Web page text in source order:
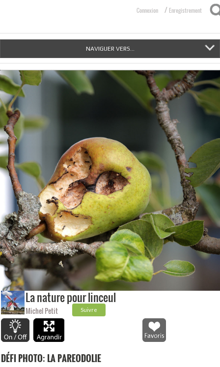
Connexion / Enregistrement
NAVIGUER VERS...
La nature pour linceul
Michel Petit Suivre
DÉFI PHOTO: LA PAREODOLIE